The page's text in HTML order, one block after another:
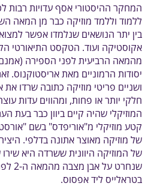
המחקר ההיסטורי אסף עדויות רבות
ללמוד וללמד מוזיקה כבר מן המאה
בין יתר הנושאים שנלמדו אפשר
אקוסטיקה ועוד. הטקסט התיאורטי
מהמאה הרביעית לפני הספירה
יסודות הרמוניים מאת אריסטוקנוס.
ושניים פריטי מוזיקה כתובה שרדו את
חלקי יותר או פחות, ומהווים עדות
המוזיקלי שהיה קיים ביוון כבר בעת
קטע מוזיקלי מ"אוריפדס" בשם
של מוזיקה מאוצר אתונה בדלפי.
של המוזיקה היוונית ששרדה היא שירו
בטראלייס ליד אפסוס.